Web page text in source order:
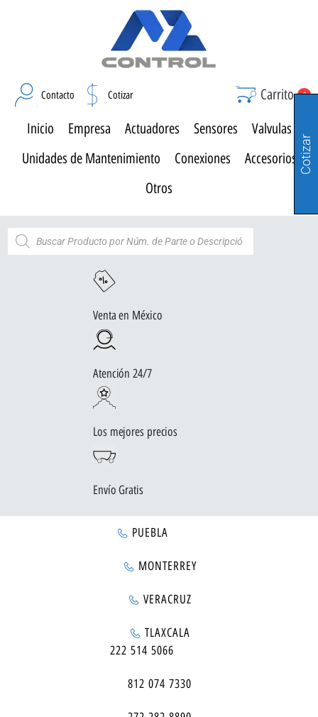
Contacto Cotizar Carrito 0
Inicio Empresa Actuadores Sensores
Valvulas
Unidades de Mantenimiento
Conexiones
Accesorios
Otros
Venta en México
Atención 24/7
Los mejores precios
Envío Gratis
PUEBLA
MONTERREY
VERACRUZ
TLAXCALA
222 514 5066
812 074 7330
Cotizar